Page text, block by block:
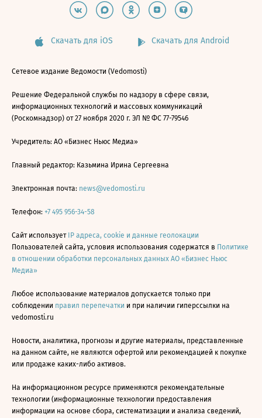
Скачать для iOS Скачать для Android
Сетевое издание Ведомости (Vedomosti)
Решение Федеральной службы по надзору в сфере связи,
информационных технологий и массовых коммуникаций
(Роскомнадзор) от 27 ноября 2020 г. ЭЛ № ФС 77-79546
Учредитель: АО «Бизнес Ньюс Медиа»
Главный редактор: Казьмина Ирина Сергеевна
Электронная почта: news@vedomosti.ru
Телефон: +7 495 956-34-58
Сайт использует IP адреса, cookie и данные геолокации
Пользователей сайта, условия использования содержатся в Политике
в отношении обработки персональных данных АО «Бизнес Ньюс
Медиа»
Любое использование материалов допускается только при
соблюдении правил перепечатки и при наличии гиперссылки на
vedomosti.ru
Новости, аналитика, прогнозы и другие материалы, представленные
на данном сайте, не являются офертой или рекомендацией к покупке
или продаже каких-либо активов.
На информационном ресурсе применяются рекомендательные
технологии (информационные технологии предоставления
информации на основе сбора, систематизации и анализа сведений,